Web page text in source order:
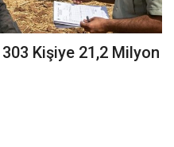
Kişiye 21,2 Milyon